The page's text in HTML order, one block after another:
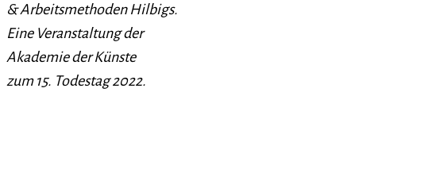
& Arbeitsmethoden Hilbigs.
Eine Veranstaltung der
Akademie der Künste
zum 15. Todestag 2022.